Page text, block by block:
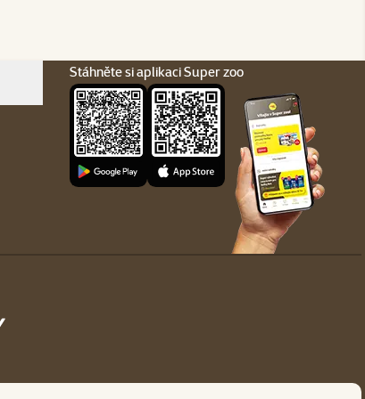
Stáhněte si aplikaci Super zoo